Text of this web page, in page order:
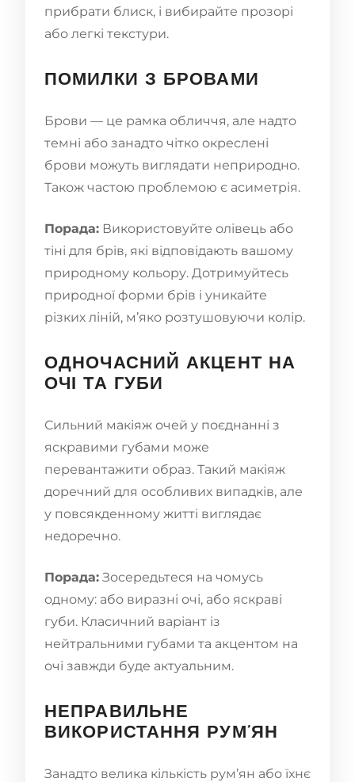
прибрати блиск, і вибирайте прозорі
або легкі текстури.
ПОМИЛКИ З БРОВАМИ
Брови — це рамка обличчя, але надто
темні або занадто чітко окреслені
брови можуть виглядати неприродно.
Також частою проблемою є асиметрія.
Порада: Використовуйте олівець або
тіні для брів, які відповідають вашому
природному кольору. Дотримуйтесь
природної форми брів і уникайте
різких ліній, м’яко розтушовуючи колір.
ОДНОЧАСНИЙ АКЦЕНТ НА
ОЧІ ТА ГУБИ
Сильний макіяж очей у поєднанні з
яскравими губами може
перевантажити образ. Такий макіяж
доречний для особливих випадків, але
у повсякденному житті виглядає
недоречно.
Порада: Зосередьтеся на чомусь
одному: або виразні очі, або яскраві
губи. Класичний варіант із
нейтральними губами та акцентом на
очі завжди буде актуальним.
НЕПРАВИЛЬНЕ
ВИКОРИСТАННЯ РУМ’ЯН
Занадто велика кількість рум’ян або їхнє